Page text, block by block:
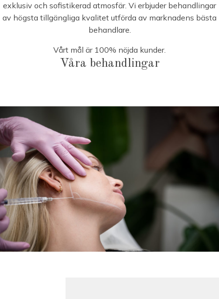
exklusiv och sofistikerad atmosfär. Vi erbjuder behandlingar
av högsta tillgängliga kvalitet utförda av marknadens bästa
behandlare.
Vårt mål är 100% nöjda kunder.
Våra behandlingar